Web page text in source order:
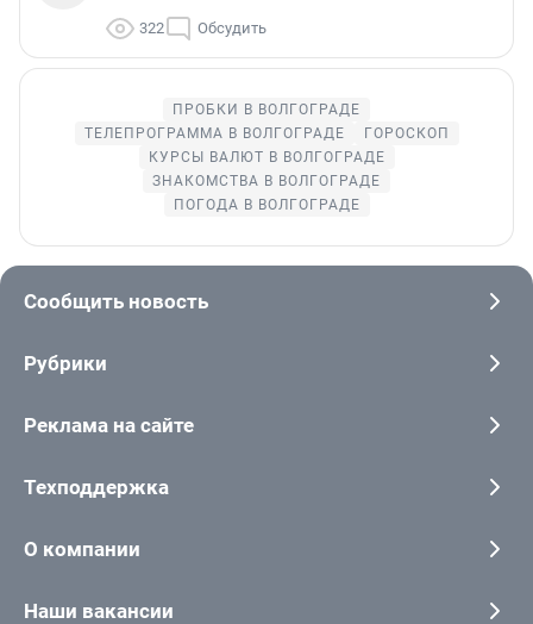
322 Обсудить
ПРОБКИ В ВОЛГОГРАДЕ
ТЕЛЕПРОГРАММА В ВОЛГОГРАДЕ
ГОРОСКОП
КУРСЫ ВАЛЮТ В ВОЛГОГРАДЕ
ЗНАКОМСТВА В ВОЛГОГРАДЕ
ПОГОДА В ВОЛГОГРАДЕ
Сообщить новость
Рубрики
Реклама на сайте
Техподдержка
О компании
Наши вакансии